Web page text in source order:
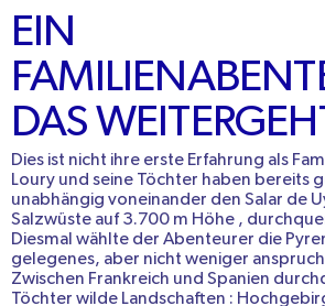
EIN
DAS
Dies ist nicht ihre erste Erfahrung als
Loury und seine Töchter haben bereits
unabhängig voneinander den Salar de
Salzwüste auf 3.700 m Höhe ,
Diesmal wählte der Abenteurer die
gelegenes, aber nicht weniger
Zwischen Frankreich und Spanien
Töchter wilde Landschaften :